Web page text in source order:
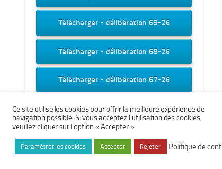
Télécharger - délibération 69-26
Télécharger - délibération 68-26
Télécharger - délibération 67-26
Télécharger - délibération 66-26
Télécharger - délibération 65-26
Ce site utilise les cookies pour offrir la meilleure expérience de
navigation possible. Si vous acceptez l'utilisation des cookies,
veuillez cliquer sur l'option « Accepter »
Paramétrer les cookies Accepter Rejeter Politique de